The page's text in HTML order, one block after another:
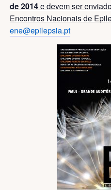
de 2014e devem ser
Encontros Nacionais de
ene@epilepsia.pt